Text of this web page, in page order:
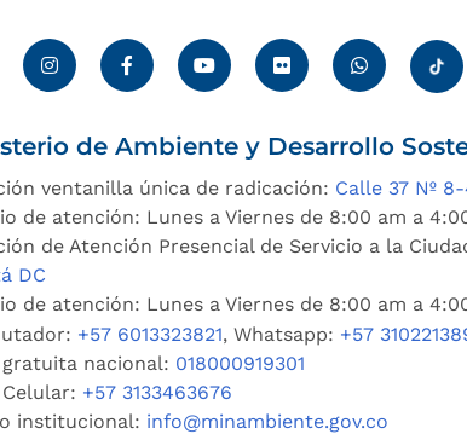
de Ambiente y Desarrollo
ventanilla única de radicación: Calle 37 Nº
de atención: Lunes a Viernes de 8:00 am a
de Atención Presencial de Servicio a la
DC
de atención: Lunes a Viernes de 8:00 am a
+57 6013323821, Whatsapp: +57
gratuita nacional: 018000919301
+57 3133463676
institucional: info@minambiente.gov.co